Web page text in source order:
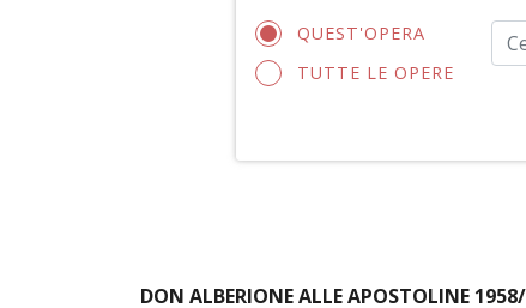
QUEST'OPERA
TUTTE LE OPERE
DON ALBERIONE ALLE APOSTOLINE